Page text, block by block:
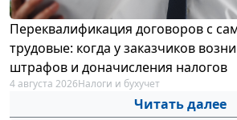
Переквалификация договоров с
трудовые: когда у заказчиков
штрафов и доначисления налогов
4 августа 2026Налоги и бухучет
Читать далее